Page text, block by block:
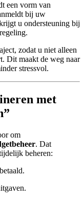
een vorm van
bij uw
u ondersteuning bij
zodat u niet alleen
Dit maakt de weg naar
stressvol.
met
om
. Dat
beheren: